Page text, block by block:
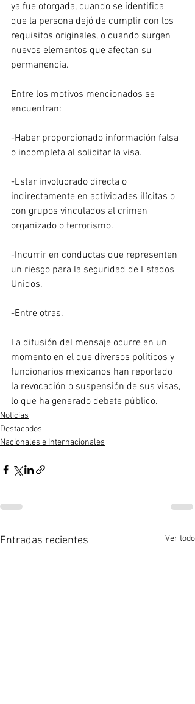
ya fue otorgada, cuando se identifica
que la persona dejó de cumplir con los
requisitos originales, o cuando surgen
nuevos elementos que afectan su
permanencia.
Entre los motivos mencionados se
encuentran:
-Haber proporcionado información falsa
o incompleta al solicitar la visa.
-Estar involucrado directa o
indirectamente en actividades ilícitas o
con grupos vinculados al crimen
organizado o terrorismo.
-Incurrir en conductas que representen
un riesgo para la seguridad de Estados
Unidos.
-Entre otras.
La difusión del mensaje ocurre en un
momento en el que diversos políticos y
funcionarios mexicanos han reportado
la revocación o suspensión de sus visas,
lo que ha generado debate público.
Noticias
Destacados
Nacionales e Internacionales
Entradas recientes Ver todo